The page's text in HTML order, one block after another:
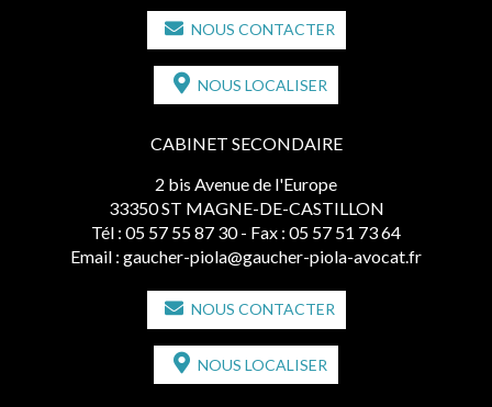
NOUS CONTACTER
NOUS LOCALISER
CABINET SECONDAIRE
2 bis Avenue de l'Europe
33350 ST MAGNE-DE-CASTILLON
Tél : 05 57 55 87 30 - Fax : 05 57 51 73 64
Email : gaucher-piola@gaucher-piola-avocat.fr
NOUS CONTACTER
NOUS LOCALISER